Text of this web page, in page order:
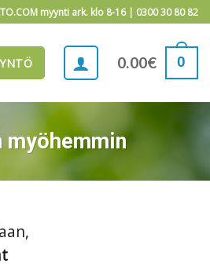
myynti ark. klo 8-16 | 0300 30 80 82
0.00€ 0
myöhemmin